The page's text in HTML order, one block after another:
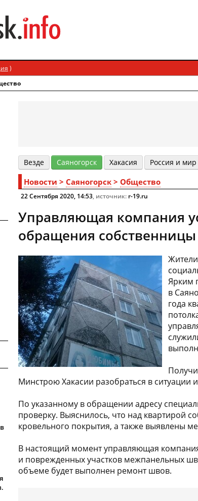
)
Везде Cаяногорск Хакасия Россия и мир
Новости > Cаяногорск > Общество
22 Сентября 2020, 14:53, источник: r-19.ru
Управляющая компания
обращения собственницы
Ярким
в
года
Минстрою Хакасии разобраться в ситуации
По указанному в обращении адресу
проверку. Выяснилось, что над квартирой
кровельного покрытия, а также выявлены
В настоящий момент управляющая
и поврежденных участков межпанельных
объеме будет выполнен ремонт швов.